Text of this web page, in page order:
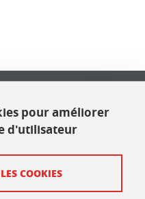
pour améliorer
d'utilisateur
COOKIES